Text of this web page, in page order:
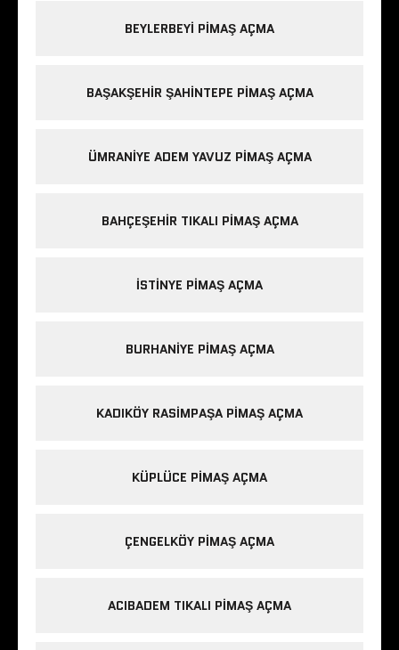
BEYLERBEYI PIMAŞ AÇMA
BAŞAKŞEHIR ŞAHINTEPE PIMAŞ AÇMA
ÜMRANIYE ADEM YAVUZ PIMAŞ AÇMA
BAHÇEŞEHIR TIKALI PIMAŞ AÇMA
ISTINYE PIMAŞ AÇMA
BURHANIYE PIMAŞ AÇMA
KADIKÖY RASIMPAŞA PIMAŞ AÇMA
KÜPLÜCE PIMAŞ AÇMA
ÇENGELKÖY PIMAŞ AÇMA
ACIBADEM TIKALI PIMAŞ AÇMA